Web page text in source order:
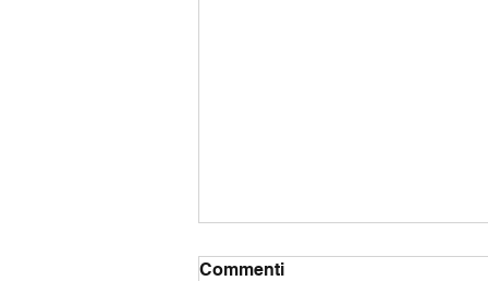
Commenti